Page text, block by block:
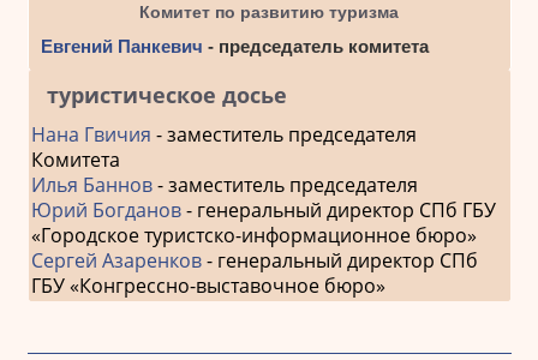
Комитет по развитию туризма
Евгений Панкевич - председатель комитета
туристическое досье
Нана Гвичия - заместитель председателя
Комитета
Илья Баннов- заместитель председателя
Юрий Богданов- генеральный директор СПб ГБУ
«Городское туристско-информационное бюро»
Сергей Азаренков- генеральный директор СПб
ГБУ «Конгрессно-выставочное бюро»